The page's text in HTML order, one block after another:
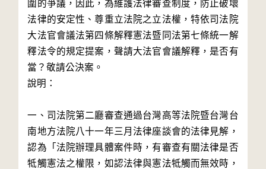
圍的爭議，因此，為維護法律審查制度，防止破壞
法律的安定性、尊重立法院之立法權，特依司法院
大法官會議法第四條解釋憲法暨同法第七條統一解
釋法令的規定提案，聲請大法官會議解釋，是否有
當？敬請公決案。
說明：
一、司法院第二廳審查通過台灣高等法院暨台灣台
南地方法院八十一年三月法律座談會的法律見解，
認為「法院辦理具體案件時，有審查有關法律是否
牴觸憲法之權限，如認法律與憲法牴觸而無效時，